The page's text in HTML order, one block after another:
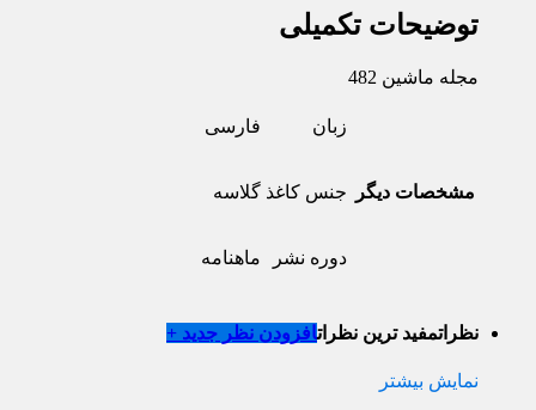
توضیحات تکمیلی
مجله ماشین 482
مشخصات دیگر
زبان فارسی
جنس کاغذ گلاسه
دوره نشر ماهنامه
نظراتمفید ترین نظراتافزودن نظر جدید +
نمایش بیشتر